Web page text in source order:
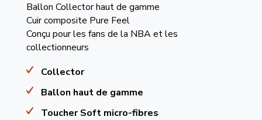
Ballon Collector haut de gamme
Cuir composite Pure Feel
Conçu pour les fans de la NBA et les
collectionneurs
Collector
Ballon haut de gamme
Toucher Soft micro-fibres